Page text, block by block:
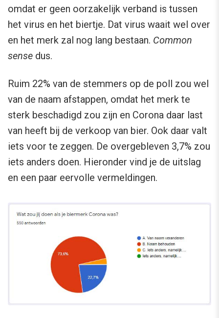
omdat er geen oorzakelijk verband is tussen
het virus en het biertje. Dat virus waait wel over
en het merk zal nog lang bestaan. Common
sense dus.
Ruim 22% van de stemmers op de poll zou wel
van de naam afstappen, omdat het merk te
sterk beschadigd zou zijn en Corona daar last
van heeft bij de verkoop van bier. Ook daar valt
iets voor te zeggen. De overgebleven 3,7% zou
iets anders doen. Hieronder vind je de uitslag
en een paar eervolle vermeldingen.